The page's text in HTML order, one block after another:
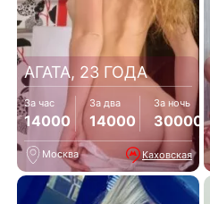
АГАТА, 23 ГОДА
За час
14000
За два
14000
За ночь
30000
Москва Каховская